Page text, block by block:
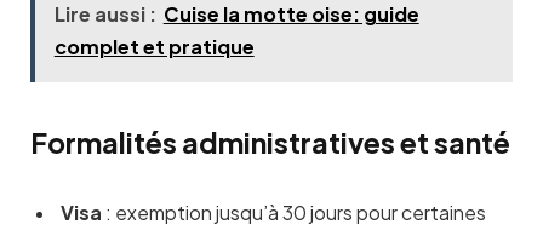
Lire aussi : Cuise la motte oise: guide
complet et pratique
Formalités administratives et santé
Visa : exemption jusqu’à 30 jours pour certaines